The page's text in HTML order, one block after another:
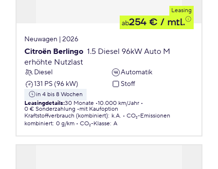
Leasing
ab254 € / mtl.
Neuwagen | 2026
Citroën Berlingo 1.5 Diesel 96kW Auto M
erhöhte Nutzlast
Diesel
Automatik
131 PS (96 kW)
Stoff
in 4 bis 8 Wochen
Leasingdetails:30 Monate 10.000 km/Jahr
0 € Sonderzahlung
mit Kaufoption
Kraftstoffverbrauch (kombiniert): k.A.
CO₂-Emissionen
kombiniert: 0 g/km CO₂-Klasse: A